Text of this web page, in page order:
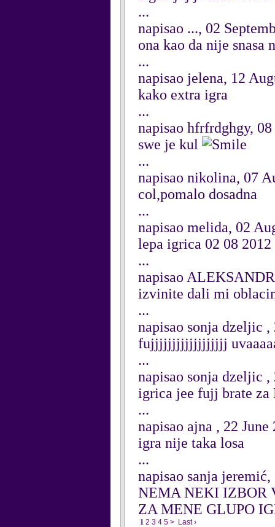
...
napisao ..., 02
ona kao da nije snasa
...
napisao jelena, 12
kako extra igra
...
napisao hfrfrdghgy,
swe je kul
...
napisao nikolina, 07
col,pomalo dosadna
...
napisao melida, 02
lepa igrica 02 08 2012
...
napisao
izvinite dali mi
...
napisao sonja dzeljic ,
fujjjjjjjjjjjjjjjjjj
...
napisao sonja dzeljic ,
igrica jee fujj brate
...
napisao ajna , 22 June
igra nije taka losa
...
napisao sanja jeremić,
NEMA NEKI IZBOR
ZA MENE GLUPO
1 2 3 4 5 > Last ›